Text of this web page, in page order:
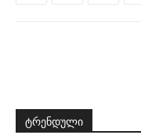
ტრენდული